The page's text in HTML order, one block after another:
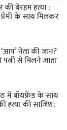
बेरहम हत्या :
के साथ मिलकर
नेता की जान?
से मिलने जाता
में बॉयफ्रेंड के साथ
हत्या की साजिश;